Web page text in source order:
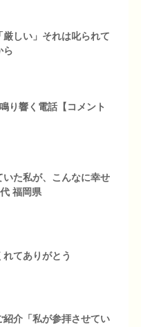
しい」それは叱られて
ら
り響く電話【コメント
いた私が、こんなに幸せ
福岡県
てありがとう
紹介「私が参拝させてい